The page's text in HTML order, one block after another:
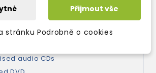
and rhymes
with additional activities and
audio CDs
Přijmout vše
stránku Podrobně o cookies